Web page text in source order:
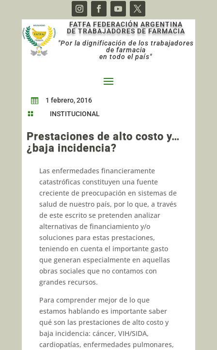
FATFA FEDERACIÓN ARGENTINA
DE TRABAJADORES DE FARMACIA
"Por la dignificación de los trabajadores
de farmacia
en todo el país"
 1 febrero, 2016
 INSTITUCIONAL
Prestaciones de alto costo y…
¿baja incidencia?
Las enfermedades financieramente
catastróficas constituyen una fuente
creciente de preocupación en sistemas de
salud de nuestro país, por lo que, a través
de este escrito se pretenden analizar
alternativas de financiamiento y/o
soluciones para estas prestaciones,
teniendo en cuenta el importante gasto
que generan especialmente en aquellas
obras sociales que no contamos con
grandes recursos.
Para comprender mejor de lo que
estamos hablando es importante saber
qué son las prestaciones de alto costo y
baja incidencia: cáncer, VIH/SIDA,
cardiopatías, enfermedades pulmonares,